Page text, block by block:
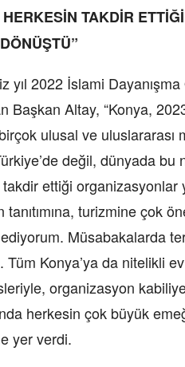
HERKESİN TAKDİR
yıl 2022 İslami
Başkan Altay, “Konya,
ulusal ve uluslararası
değil, dünyada bu
ettiği
tanıtımına, turizmine çok
Müsabakalarda
Tüm Konya’ya da nitelikli
organizasyon
herkesin çok büyük
yer verdi.